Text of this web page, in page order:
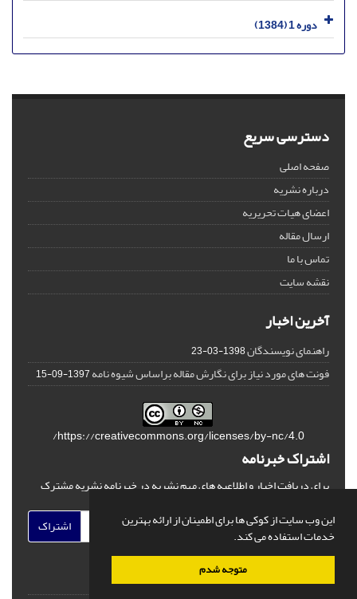
این وب سایت از کوکی ها برای اطمینان از ارائه بهترین
خدمات استفاده می کند.
متوجه شدم
دوره 1 (1384)
دسترسی سریع
صفحه اصلی
درباره نشریه
اعضای هیات تحریریه
ارسال مقاله
تماس با ما
نقشه سایت
آخرین اخبار
راهنمای نویسندگان1398-03-23
فونت های مورد نیاز برای نگارش مقاله براساس شیوه نامه1397-09-15
https://creativecommons.org/licenses/by-nc/4.0/
اشتراک خبرنامه
برای دریافت اخبار و اطلاعیه های مهم نشریه در خبرنامه نشریه مشترک
اشتراک